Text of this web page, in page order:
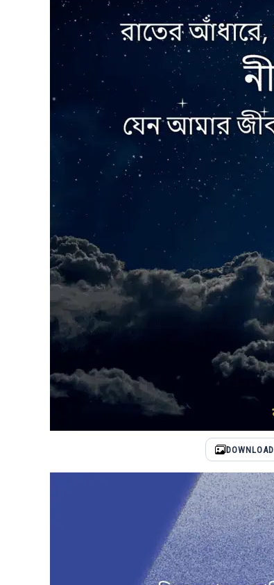
DOWNLOAD